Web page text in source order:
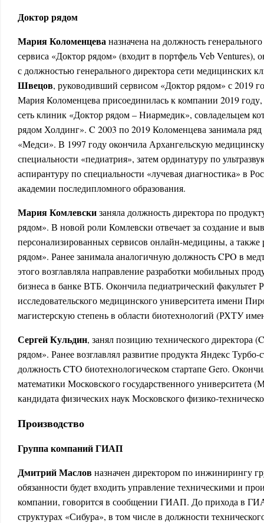
Доктор рядом
Мария Коломенцеваназначена на должность
сервиса «Доктор рядом» (входит в портфель Veb Ventures),
с должностью генерального директора сети медицинских
Швецов, руководивший сервисом «Доктор рядом» с 2019
Мария Коломенцева присоединилась к компании 2019
сеть клиник «Доктор рядом – Ниармедик», совладельцем
рядом Холдинг». C 2003 по 2019 Коломенцева занимала
«Медси». В 1997 году окончила Архангельскую
специальности «педиатрия», затем ординатуру по
аспирантуру по специальности «лучевая диагностика» в
академии последипломного образования.
Мария Комлевскизаняла должность директора по
рядом». В новой роли Комлевски отвечает за создание и
персонализированных сервисов онлайн-медицины, а также
рядом». Ранее занимала аналогичную должность CPO в
этого возглавляла направление разработки мобильных
бизнеса в банке ВТБ. Окончила педиатрический факультет
исследовательского медицинского университета имени
магистерскую степень в области биотехнологий (РХТУ
Сергей Кульдин, занял позицию технического директора
рядом». Ранее возглавлял развитие продукта Яндекс
должность CTO биотехнологическом стартапе Gero.
математики Московского государственного университета
кандидата физических наук Московского физико-
Производство
Группа компаний ГИАП
Дмитрий Масловназначен директором по инжинирингу
обязанности будет входить управление техническими и
компании, говорится в сообщении ГИАП. До прихода в
структурах «Сибура», в том числе в должности